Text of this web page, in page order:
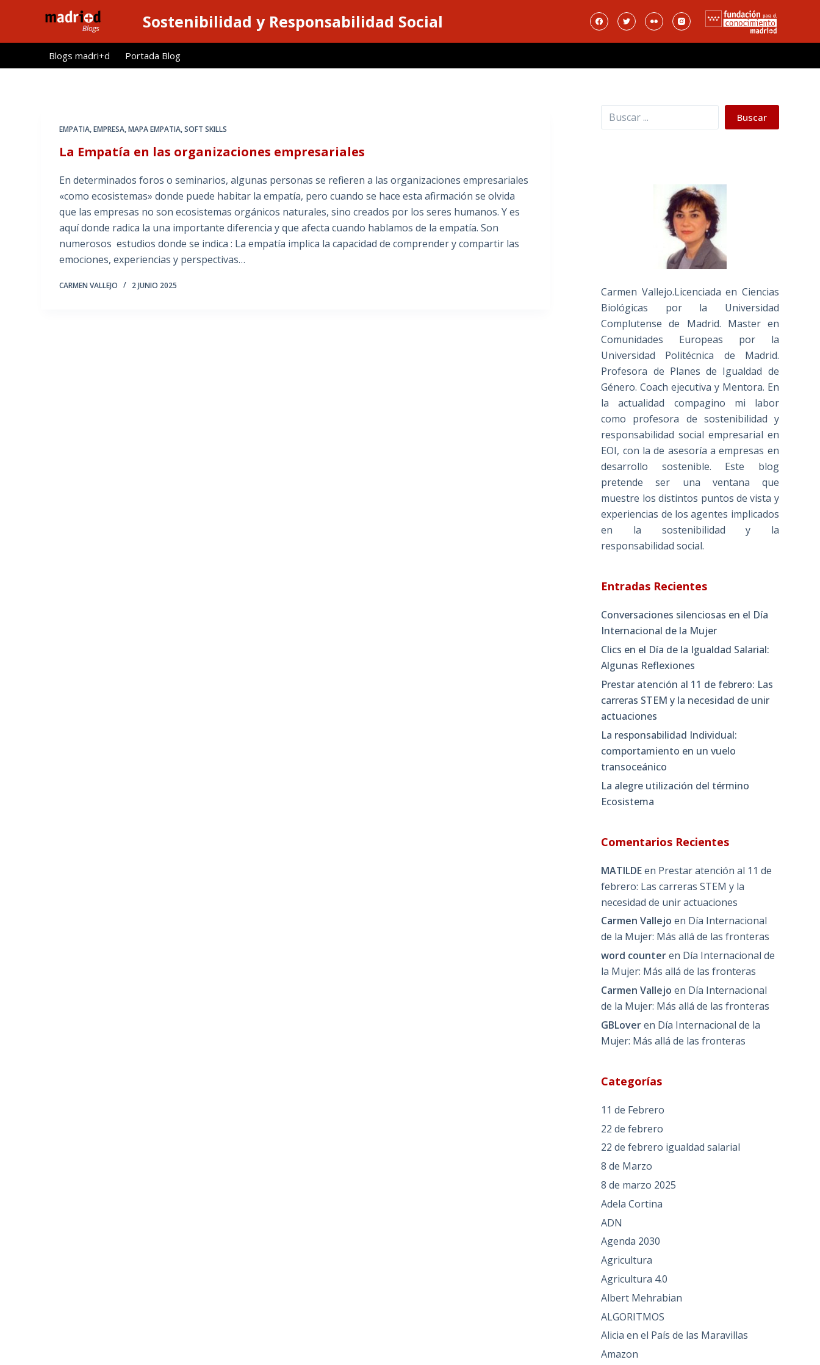
l
Sostenibilidad y Responsabilidad Social
Blogs madri+d Portada Blog
EMPATIA,EMPRESA,MAPA EMPATIA,SOFT SKILLS
La Empatía en las organizaciones empresariales
En determinados foros o seminarios, algunas personas se refieren a las organizaciones empresariales
«como ecosistemas» donde puede habitar la empatía, pero cuando se hace esta afirmación se olvida
que las empresas no son ecosistemas orgánicos naturales, sino creados por los seres humanos. Y es
aquí donde radica la una importante diferencia y que afecta cuando hablamos de la empatía. Son
numerosos estudios donde se indica : La empatía implica la capacidad de comprender y compartir las
emociones, experiencias y perspectivas…
CARMEN VALLEJO 2 JUNIO 2025
Buscar Buscar
Carmen Vallejo.Licenciada en Ciencias
Biológicas por la Universidad
Complutense de Madrid. Master en
Comunidades Europeas por la
Universidad Politécnica de Madrid.
Profesora de Planes de Igualdad de
Género. Coach ejecutiva y Mentora. En
la actualidad compagino mi labor
como profesora de sostenibilidad y
responsabilidad social empresarial en
EOI, con la de asesoría a empresas en
desarrollo sostenible. Este blog
pretende ser una ventana que
muestre los distintos puntos de vista y
experiencias de los agentes implicados
en la sostenibilidad y la
responsabilidad social.
Entradas Recientes
Conversaciones silenciosas en el Día
Internacional de la Mujer
Clics en el Día de la Igualdad Salarial:
Algunas Reflexiones
Prestar atención al 11 de febrero: Las
carreras STEM y la necesidad de unir
actuaciones
La responsabilidad Individual:
comportamiento en un vuelo
transoceánico
La alegre utilización del término
Ecosistema
Comentarios Recientes
MATILDEen Prestar atención al 11 de
febrero: Las carreras STEM y la
necesidad de unir actuaciones
Carmen Vallejo en Día Internacional
de la Mujer: Más allá de las fronteras
word counteren Día Internacional de
la Mujer: Más allá de las fronteras
Carmen Vallejo en Día Internacional
de la Mujer: Más allá de las fronteras
GBLoveren Día Internacional de la
Mujer: Más allá de las fronteras
Categorías
11 de Febrero
22 de febrero
22 de febrero igualdad salarial
8 de Marzo
8 de marzo 2025
Adela Cortina
ADN
Agenda 2030
Agricultura
Agricultura 4.0
Albert Mehrabian
ALGORITMOS
Alicia en el País de las Maravillas
Amazon